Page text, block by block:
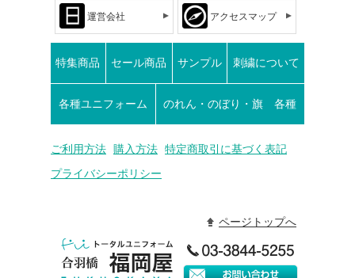
運営会社 アクセスマップ
特集商品 セール商品 サンプル 刺繍について
各種ユニフォーム のれん・のぼり・旗 各種
ご利用方法 購入方法 特定商取引に基づく表記
プライバシーポリシー
ページトップへ